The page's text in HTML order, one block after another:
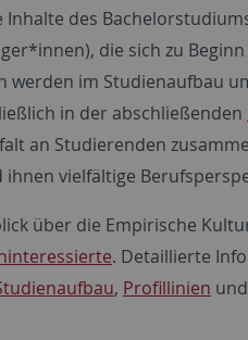
des
die sich zu
werden im Studienaufbau
in der abschließenden
an Studierenden
vielfältige
über die Empirische
. Detaillierte
, Profillinien und